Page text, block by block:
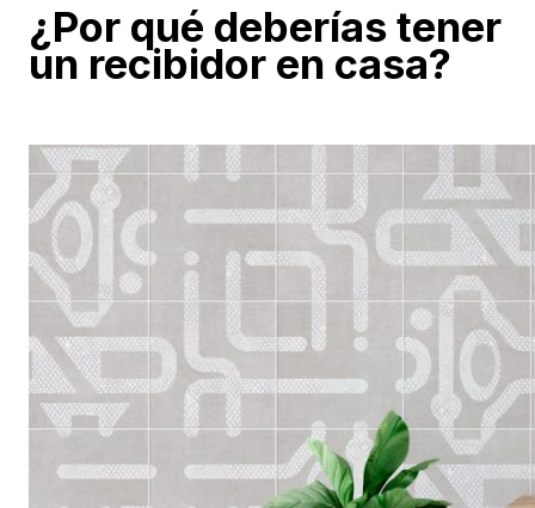
¿Por qué deberías tener
un recibidor en casa?